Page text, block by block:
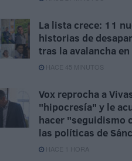
La lista crece: 11
historias de
tras la avalancha en
HACE 45 MINUTOS
Vox reprocha a
"hipocresía" y le
hacer "seguidismo
las políticas de
HACE 1 HORA